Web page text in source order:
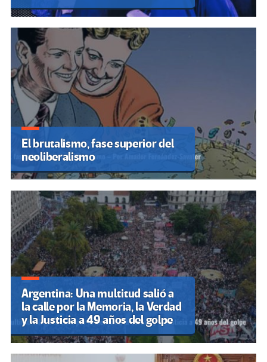
El brutalismo, fase superior del
neoliberalismo
Argentina: Una multitud salió a
la calle por la Memoria, la Verdad
y la Justicia a 49 años del golpe